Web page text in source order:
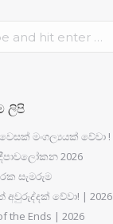
ලිපි
මංගල්‍යයක් වේවා !
2026
සැමරුම
අවුරුද්දක් වේවා! | 2026
the Ends | 2026